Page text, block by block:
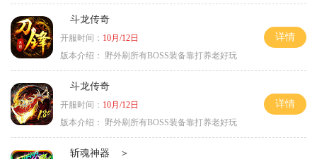
斗龙传奇
开服时间： 10月/12日
版本介绍：
野外刷所有BOSS装备靠打养老好玩
详情
斗龙传奇
开服时间： 10月/12日
版本介绍：
野外刷所有BOSS装备靠打养老好玩
详情
斩魂神器 ＞